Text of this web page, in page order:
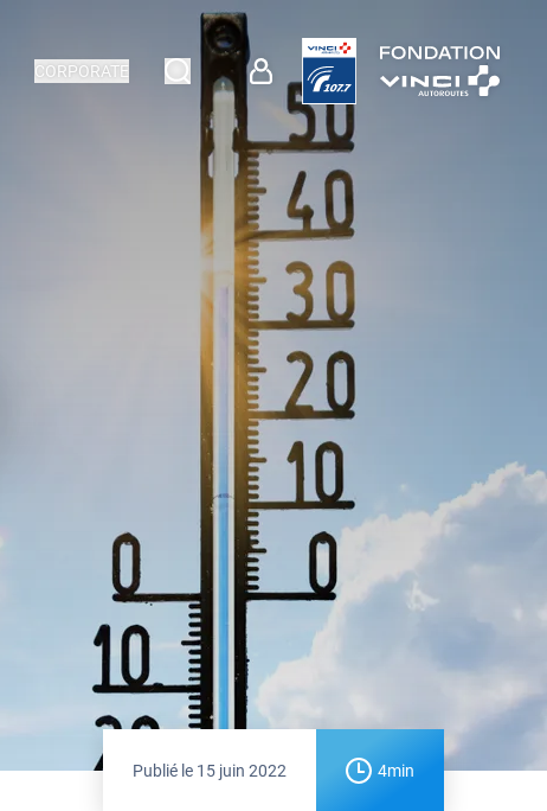
CORPORATE
Publié le 15 juin 2022 4min